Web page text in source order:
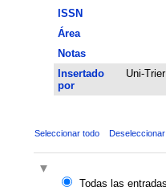
ISSN
Área
Notas
Insertado
por
Uni-
Seleccionar todo
Todas las entradas